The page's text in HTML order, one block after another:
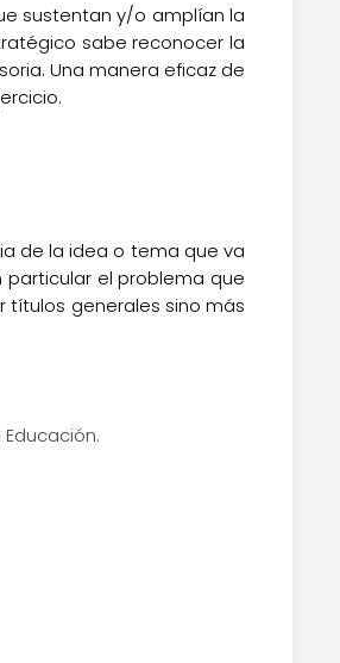
sustentan y/o amplían la
sabe reconocer la
Una manera eficaz de
de la idea o tema que va
el problema que
títulos generales sino más